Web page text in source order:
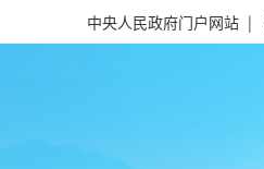
中央人民政府门户网站 |